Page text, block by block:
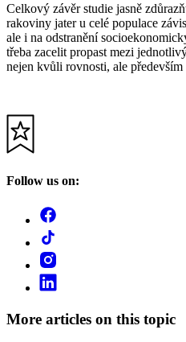
Celkový závěr studie jasně
rakoviny jater u celé populace
ale i na odstranění
třeba zacelit propast mezi
nejen kvůli rovnosti, ale
Follow us on:
More articles on this topic